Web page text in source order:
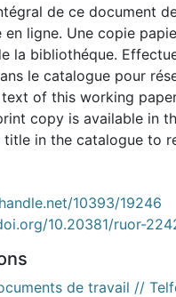
de ce document
en ligne. Une copie
la bibliothéque.
le catalogue pour
of this working
copy is available in
title in the catalogue to
10393/19246
10.20381/ruor-
de travail //